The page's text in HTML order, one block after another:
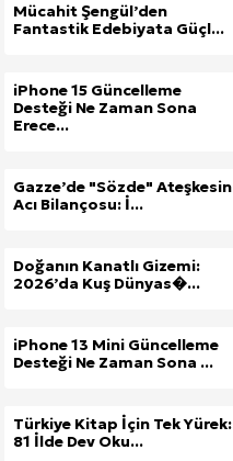
Mücahit Şengül’den
Fantastik Edebiyata Güçl...
iPhone 15 Güncelleme
Desteği Ne Zaman Sona
Erece...
Gazze’de "Sözde" Ateşkesin
Acı Bilançosu: İ...
Doğanın Kanatlı Gizemi:
2026’da Kuş Dünyas�...
iPhone 13 Mini Güncelleme
Desteği Ne Zaman Sona ...
Türkiye Kitap İçin Tek Yürek:
81 İlde Dev Oku...